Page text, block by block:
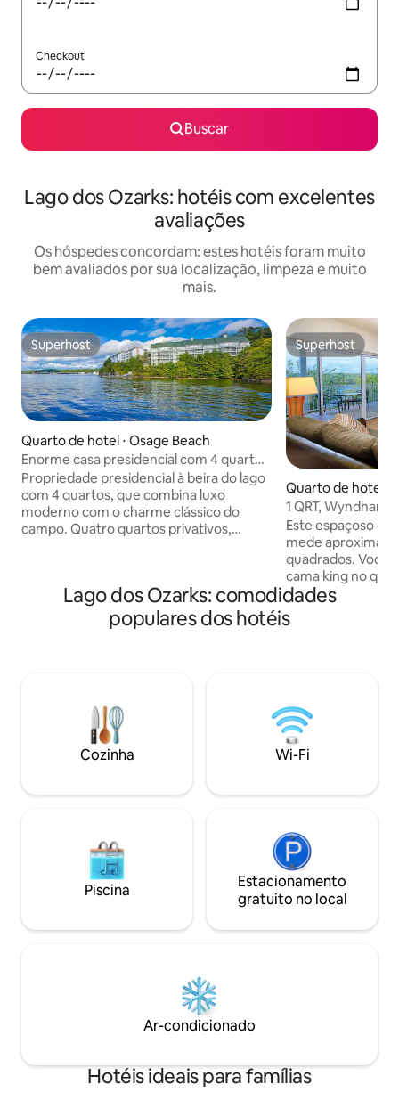
Checkout
Buscar
Lago dos Ozarks: hotéis com excelentes
avaliações
Os hóspedes concordam: estes hotéis foram muito
bem avaliados por sua localização, limpeza e muito
mais.
Superhost
Superhost
Quarto de hotel ⋅ Osage Beach
Enorme casa presidencial com 4 quartos
no Lago dos Ozarks
Propriedade presidencial à beira do lago
com 4 quartos, que combina luxo
moderno com o charme clássico do
campo. Quatro quartos privativos,
para famílias ou grupos grandes.
Aproveite o acesso tranquilo ao lago, as
comodidades do resort e passeios fáceis
retiros revigorantes e diversão ativa.
Superhost
Superhost
Quarto de hotel ⋅
1 QRT, Wyndham
Este espaçoso
mede
quadrados. Você
cama king no
cama queen
cozinha completa
disponibilidade
contato com o
sobre suas datas!
Lago dos Ozarks: comodidades
populares dos hotéis
Cozinha Wi-Fi
Piscina
Estacionamento
gratuito no local
Ar-condicionado
Hotéis ideais para famílias